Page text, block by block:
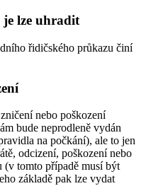
lze uhradit
řidičského průkazu činí
nebo poškození
bude neprodleně vydán
na počkání), ale to jen
odcizení, poškození nebo
(v tomto případě musí být
základě pak lze vydat